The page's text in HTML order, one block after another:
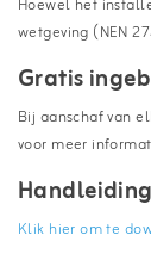
Hoewel het
wetgeving (NEN
Gratis
Bij aanschaf van
voor meer
Klik hier om te